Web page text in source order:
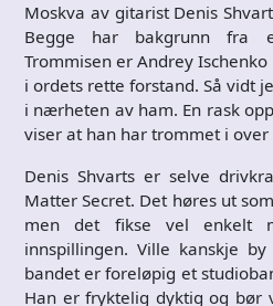
Moskva av gitarist Denis
Begge har bakgrunn fra
Trommisen er Andrey
i ordets rette forstand. Så vidt
i nærheten av ham. En rask
viser at han har trommet i over
Denis Shvarts er selve
Matter Secret. Det høres ut
men det fikse vel enkelt
innspillingen. Ville kanskje
bandet er foreløpig et
Han er fryktelig dyktig og